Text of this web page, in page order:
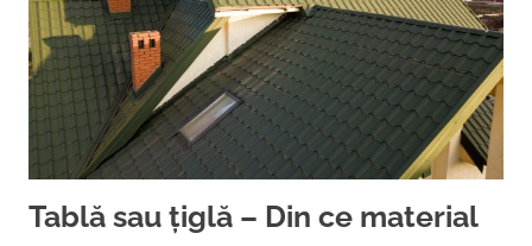
Tablă sau țiglă – Din ce material